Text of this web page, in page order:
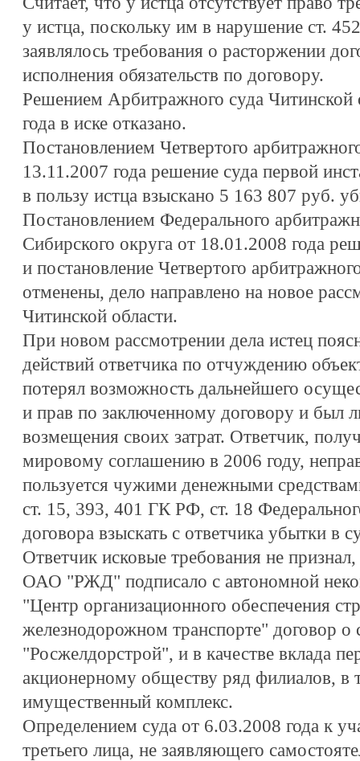
у истца, поскольку им в нарушение ст.
заявлялось требования о расторжении
исполнения обязательств по договору.
Решением Арбитражного суда Читинской
года в иске отказано.
Постановлением Четвертого
13.11.2007 года решение суда первой
в пользу истца взыскано 5 163 807 руб.
Постановлением Федерального
Сибирского округа от 18.01.2008 года
и постановление Четвертого
отменены, дело направлено на новое
Читинской области.
При новом рассмотрении дела истец
действий ответчика по отчуждению
потерял возможность дальнейшего
и прав по заключенному договору и был
возмещения своих затрат. Ответчик,
мировому соглашению в 2006 году,
пользуется чужими денежными
ст. 15, 393, 401 ГК РФ, ст. 18
договора взыскать с ответчика убытки в
Ответчик исковые требования не
ОАО "РЖД" подписало с автономной
"Центр организационного обеспечения
железнодорожном транспорте" договор
"Росжелдорстрой", и в качестве вклада
акционерному обществу ряд филиалов,
имущественный комплекс.
Определением суда от 6.03.2008 года к
третьего лица, не заявляющего